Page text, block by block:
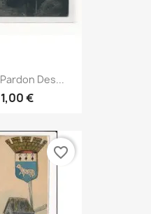
Pardon Des...
€
favorite_border